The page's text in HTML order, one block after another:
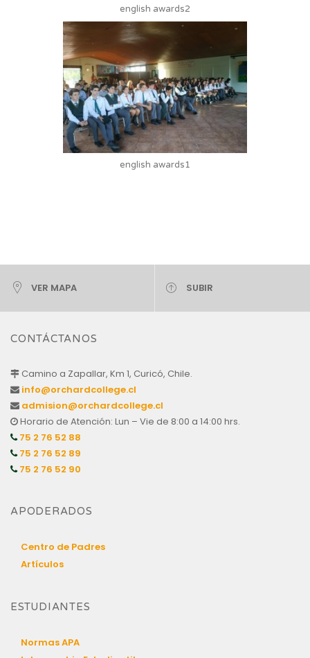
english awards2
english awards1
VER MAPA SUBIR
CONTÁCTANOS
Camino a Zapallar, Km 1, Curicó, Chile.
info@orchardcollege.cl
admision@orchardcollege.cl
Horario de Atención: Lun – Vie de 8:00 a 14:00 hrs.
75 2 76 52 88
75 2 76 52 89
75 2 76 52 90
APODERADOS
Centro de Padres
Artículos
ESTUDIANTES
Normas APA